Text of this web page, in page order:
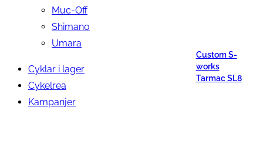
Muc-Off
Shimano
Umara
Cyklar i lager
Cykelrea
Kampanjer
Custom S-
works
Tarmac SL8